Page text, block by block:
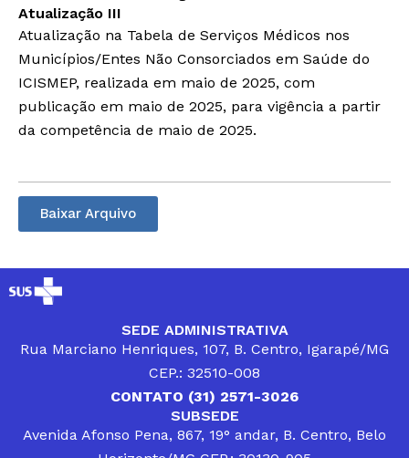
Atualização III
Atualização na Tabela de Serviços Médicos nos
Municípios/Entes Não Consorciados em Saúde do
ICISMEP, realizada em maio de 2025, com
publicação em maio de 2025, para vigência a partir
da competência de maio de 2025.
Baixar Arquivo
SEDE ADMINISTRATIVA
Rua Marciano Henriques, 107, B. Centro, Igarapé/MG
CEP.: 32510-008
CONTATO (31) 2571-3026
SUBSEDE
Avenida Afonso Pena, 867, 19° andar, B. Centro, Belo